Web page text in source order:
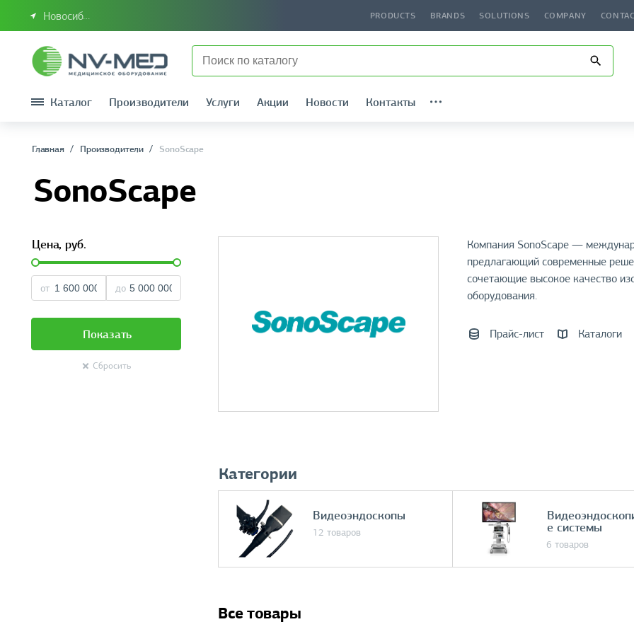
Новосибирск или Сибирский федеральный округ PRODUCTS BRANDS SOLUTIONS COMPANY
Каталог Производители Услуги Акции Новости Контакты
Главная Производители SonoScape
SonoScape
Цена, руб.
от до
Показать
Сбросить
Компания SonoScape —
предлагающий современные
сочетающие высокое качество
оборудования.
Прайс-лист Каталоги
Категории
Видеоэндоскопы
12 товаров
е системы
6 товаров
Все товары